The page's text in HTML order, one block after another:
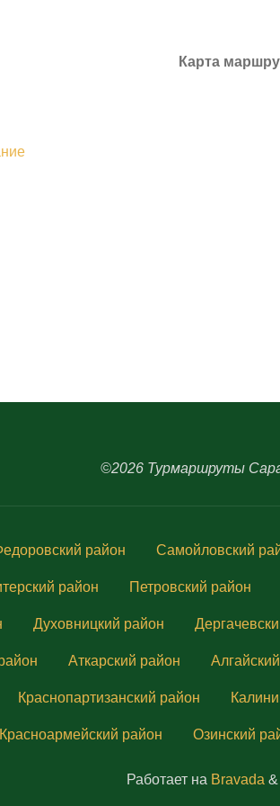
Карта
©2026 Турмаршруты
район Самойловский
район Петровский район
Духовницкий район
Аткарский район
Краснопартизанский район
Красноармейский район Озинский
Работает на Bravada &